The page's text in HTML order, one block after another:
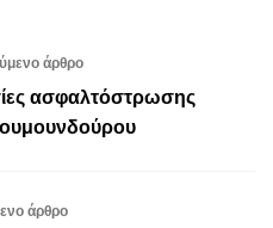
άρθρο
ασφαλτόστρωσης
άρθρο